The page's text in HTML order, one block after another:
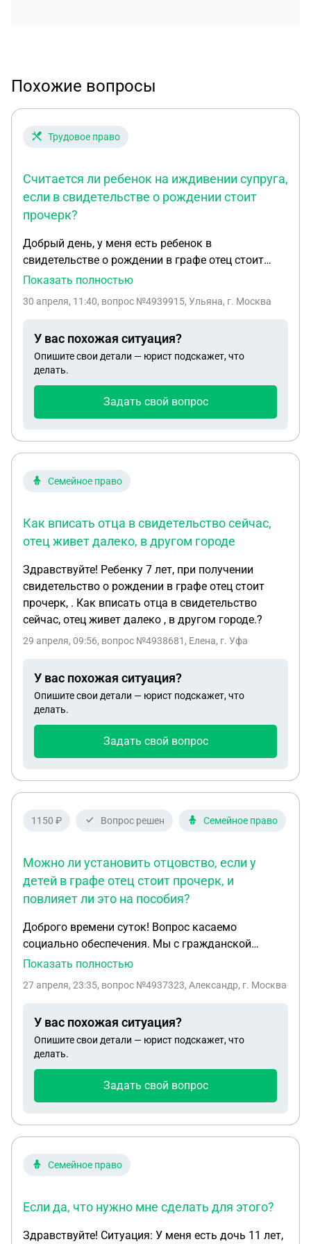
Похожие вопросы
Трудовое право
Считается ли ребенок на иждивении супруга,
если в свидетельстве о рождении стоит
прочерк?
Добрый день, у меня есть ребенок в
свидетельстве о рождении в графе отец стоит
прочерк. Вышла замуж, муж сейчас участок сво.
иждивении супруга или нет. Для получения льгот
Показать полностью
30 апреля, 11:40, вопрос №4939915, Ульяна, г. Москва
У вас похожая ситуация?
Опишите свои детали — юрист подскажет, что
делать.
Задать свой вопрос
Семейное право
Как вписать отца в свидетельство сейчас,
отец живет далеко, в другом городе
Здравствуйте! Ребенку 7 лет, при получении
свидетельство о рождении в графе отец стоит
прочерк, . Как вписать отца в свидетельство
сейчас, отец живет далеко , в другом городе.?
29 апреля, 09:56, вопрос №4938681, Елена, г. Уфа
У вас похожая ситуация?
Опишите свои детали — юрист подскажет, что
делать.
Задать свой вопрос
1150 ₽ Вопрос решен Семейное право
Можно ли установить отцовство, если у
детей в графе отец стоит прочерк, и
повлияет ли это на пособия?
Доброго времени суток! Вопрос касаемо
социально обеспечения. Мы с гражданской
женой, так скажем, в гражданском разводе.
Жена получает повышенные пособия в связи с
одиночка. В свидетельстве о рождении у детей в
графе "Отец" прочерк. Но фамилии и отчество у
них мои (гражданская жена в своё время тоже
как отца двоих детей. Подскажите, сохранятся ли
работает, доходов не имеет. Я работаю
Показать полностью
27 апреля, 23:35, вопрос №4937323, Александр, г. Москва
У вас похожая ситуация?
Опишите свои детали — юрист подскажет, что
делать.
Задать свой вопрос
Семейное право
Если да, что нужно мне сделать для этого?
Здравствуйте! Ситуация: У меня есть дочь 11 лет,